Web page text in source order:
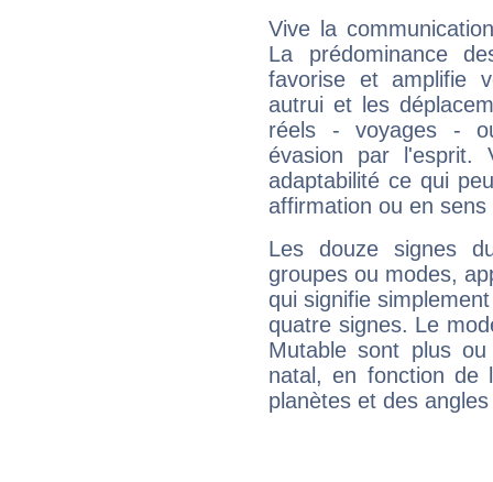
Vive la
La prédominance
favorise et amplifie
autrui et les
réels - voyages -
évasion par l'esprit.
adaptabilité ce qui
affirmation ou en
Les douze signes
groupes ou modes,
qui signifie
quatre signes. Le
Mutable sont plus
natal, en fonction de
planètes et des